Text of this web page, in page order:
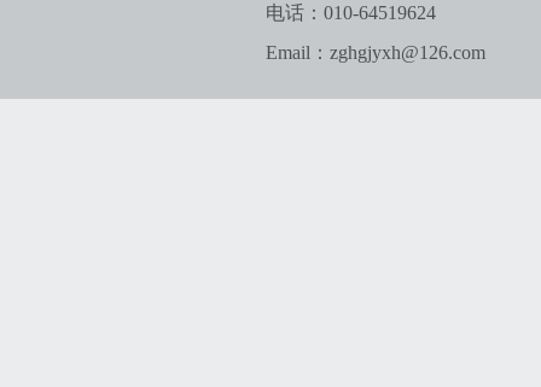
电话：010-64519624
Email：zghgjyxh@126.com